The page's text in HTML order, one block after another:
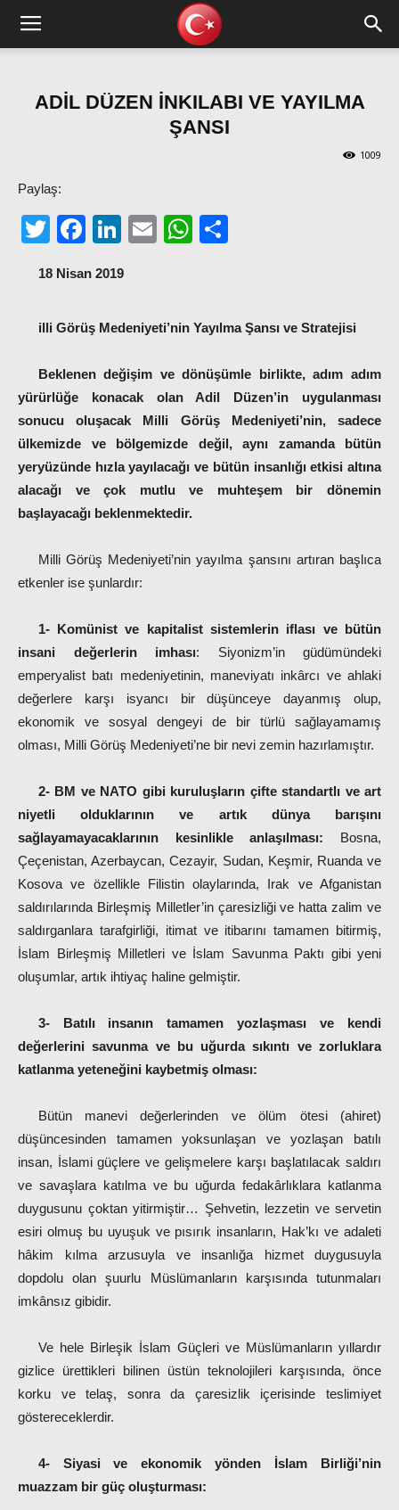
ADİL DÜZEN İNKILABI VE YAYILMA
ŞANSI
1009
Paylaş:
TwitterFacebook
LinkedIn
EmailWhatsApp
18 Nisan 2019
illi Görüş Medeniyeti’nin Yayılma Şansı ve Stratejisi
Beklenen değişim ve dönüşümle birlikte, adım adım
yürürlüğe konacak olan Adil Düzen’in uygulanması
sonucu oluşacak Milli Görüş Medeniyeti’nin, sadece
ülkemizde ve bölgemizde değil, aynı zamanda bütün
yeryüzünde hızla yayılacağı ve bütün insanlığı etkisi altına
alacağı ve çok mutlu ve muhteşem bir dönemin
başlayacağı beklenmektedir.
Milli Görüş Medeniyeti’nin yayılma şansını artıran başlıca
etkenler ise şunlardır:
1- Komünist ve kapitalist sistemlerin iflası ve bütün
insani değerlerin imhası: Siyonizm’in güdümündeki
emperyalist batı medeniyetinin, maneviyatı inkârcı ve ahlaki
değerlere karşı isyancı bir düşünceye dayanmış olup,
ekonomik ve sosyal dengeyi de bir türlü sağlayamamış
olması, Milli Görüş Medeniyeti’ne bir nevi zemin hazırlamıştır.
2- BM ve NATO gibi kuruluşların çifte standartlı ve art
niyetli olduklarının ve artık dünya barışını
sağlayamayacaklarının kesinlikle anlaşılması: Bosna,
Çeçenistan, Azerbaycan, Cezayir, Sudan, Keşmir, Ruanda ve
Kosova ve özellikle Filistin olaylarında, Irak ve Afganistan
saldırılarında Birleşmiş Milletler’in çaresizliği ve hatta zalim ve
saldırganlara tarafgirliği, itimat ve itibarını tamamen bitirmiş,
İslam Birleşmiş Milletleri ve İslam Savunma Paktı gibi yeni
oluşumlar, artık ihtiyaç haline gelmiştir.
3- Batılı insanın tamamen yozlaşması ve kendi
değerlerini savunma ve bu uğurda sıkıntı ve zorluklara
katlanma yeteneğini kaybetmiş olması:
Bütün manevi değerlerinden ve ölüm ötesi (ahiret)
düşüncesinden tamamen yoksunlaşan ve yozlaşan batılı
insan, İslami güçlere ve gelişmelere karşı başlatılacak saldırı
ve savaşlara katılma ve bu uğurda fedakârlıklara katlanma
duygusunu çoktan yitirmiştir… Şehvetin, lezzetin ve servetin
esiri olmuş bu uyuşuk ve pısırık insanların, Hak’kı ve adaleti
hâkim kılma arzusuyla ve insanlığa hizmet duygusuyla
dopdolu olan şuurlu Müslümanların karşısında tutunmaları
imkânsız gibidir.
Ve hele Birleşik İslam Güçleri ve Müslümanların yıllardır
gizlice ürettikleri bilinen üstün teknolojileri karşısında, önce
korku ve telaş, sonra da çaresizlik içerisinde teslimiyet
göstereceklerdir.
4- Siyasi ve ekonomik yönden İslam Birliği’nin
muazzam bir güç oluşturması: